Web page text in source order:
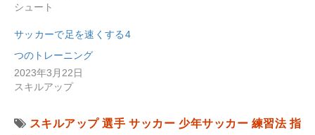
シュート
サッカーで足を速くする4
つのトレーニング
2023年3月22日
スキルアップ
スキルアップ 選手 サッカー 少年サッカー 練習法 指